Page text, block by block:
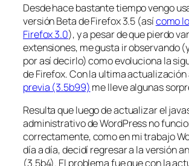
Desde hace bastante tiempo vengo
versión Beta de Firefox 3.5 (asícomo
Firefox 3.0), y a pesar de que pierdo
extensiones, me gusta ir observando
por así decirlo) como evoluciona la
de Firefox. Con la ultima actualización
previa (3.5b99) me lleve algunas
Resulta que luego de actualizar el
administrativo de WordPress no
correctamente, como en mi trabajo
día a día, decidí regresar a la versión
(3.5b4). El problema fue que con la